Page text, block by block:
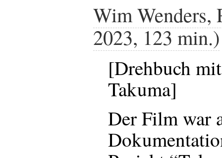
Wim Wenders,
2023, 123 min.)
[Drehbuch
Takuma]
Der Film war